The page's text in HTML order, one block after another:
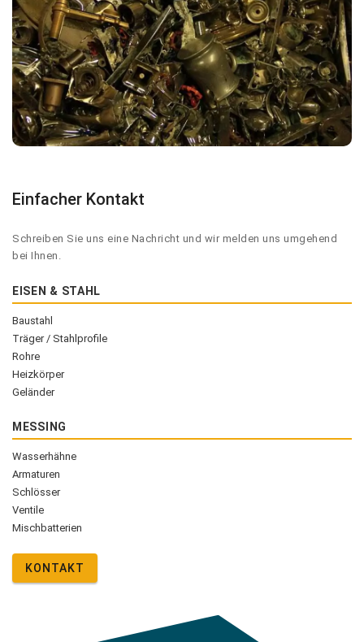
Einfacher Kontakt
Schreiben Sie uns eine Nachricht und wir melden uns umgehend
bei Ihnen.
EISEN & STAHL
Baustahl
Träger / Stahlprofile
Rohre
Heizkörper
Geländer
MESSING
Wasserhähne
Armaturen
Schlösser
Ventile
Mischbatterien
KONTAKT